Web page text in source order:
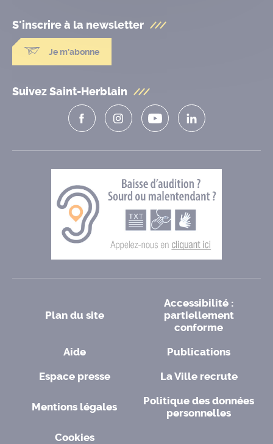
S'inscrire à la newsletter
Je m'abonne
Suivez Saint-Herblain
Plan du site
Accessibilité :
partiellement
conforme
Aide
Publications
Espace presse
La Ville recrute
Mentions légales
Politique des données
personnelles
Cookies